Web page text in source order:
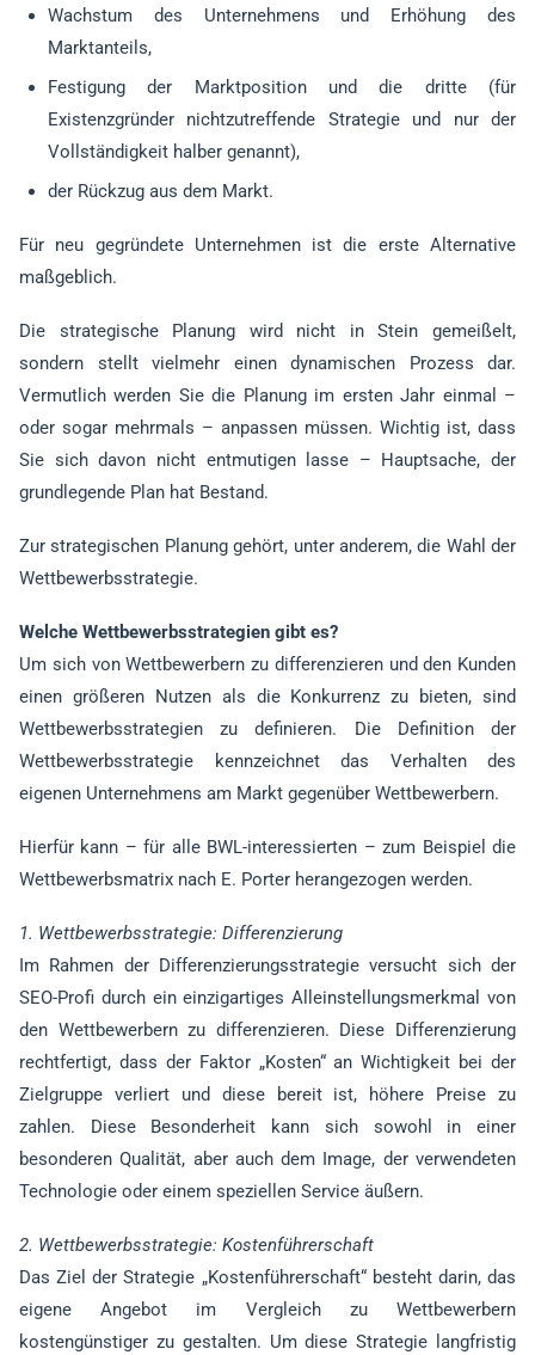
Wachstum des Unternehmens und Erhöhung des
Marktanteils,
Festigung der Marktposition und die dritte (für
Existenzgründer nichtzutreffende Strategie und nur der
Vollständigkeit halber genannt),
der Rückzug aus dem Markt.
Für neu gegründete Unternehmen ist die erste Alternative
maßgeblich.
Die strategische Planung wird nicht in Stein gemeißelt,
sondern stellt vielmehr einen dynamischen Prozess dar.
Vermutlich werden Sie die Planung im ersten Jahr einmal –
oder sogar mehrmals – anpassen müssen. Wichtig ist, dass
Sie sich davon nicht entmutigen lasse – Hauptsache, der
grundlegende Plan hat Bestand.
Zur strategischen Planung gehört, unter anderem, die Wahl der
Wettbewerbsstrategie.
Welche Wettbewerbsstrategien gibt es?
Um sich von Wettbewerbern zu differenzieren und den Kunden
einen größeren Nutzen als die Konkurrenz zu bieten, sind
Wettbewerbsstrategien zu definieren. Die Definition der
Wettbewerbsstrategie kennzeichnet das Verhalten des
eigenen Unternehmens am Markt gegenüber Wettbewerbern.
Hierfür kann – für alle BWL-interessierten – zum Beispiel die
Wettbewerbsmatrix nach E. Porter herangezogen werden.
1. Wettbewerbsstrategie: Differenzierung
Im Rahmen der Differenzierungsstrategie versucht sich der
SEO-Profi durch ein einzigartiges Alleinstellungsmerkmal von
den Wettbewerbern zu differenzieren. Diese Differenzierung
rechtfertigt, dass der Faktor „Kosten“ an Wichtigkeit bei der
Zielgruppe verliert und diese bereit ist, höhere Preise zu
zahlen. Diese Besonderheit kann sich sowohl in einer
besonderen Qualität, aber auch dem Image, der verwendeten
Technologie oder einem speziellen Service äußern.
2. Wettbewerbsstrategie: Kostenführerschaft
Das Ziel der Strategie „Kostenführerschaft“ besteht darin, das
eigene Angebot im Vergleich zu Wettbewerbern
kostengünstiger zu gestalten. Um diese Strategie langfristig